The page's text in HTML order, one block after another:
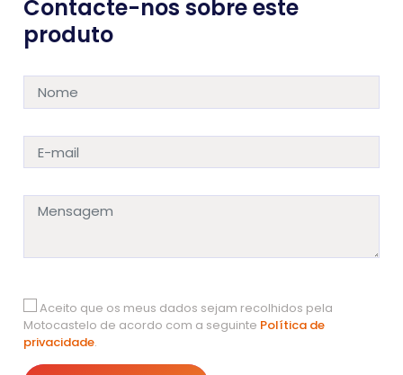
Contacte-nos sobre este
produto
Aceito que os meus dados sejam recolhidos pela
Motocastelo de acordo com a seguinte Política de
privacidade.